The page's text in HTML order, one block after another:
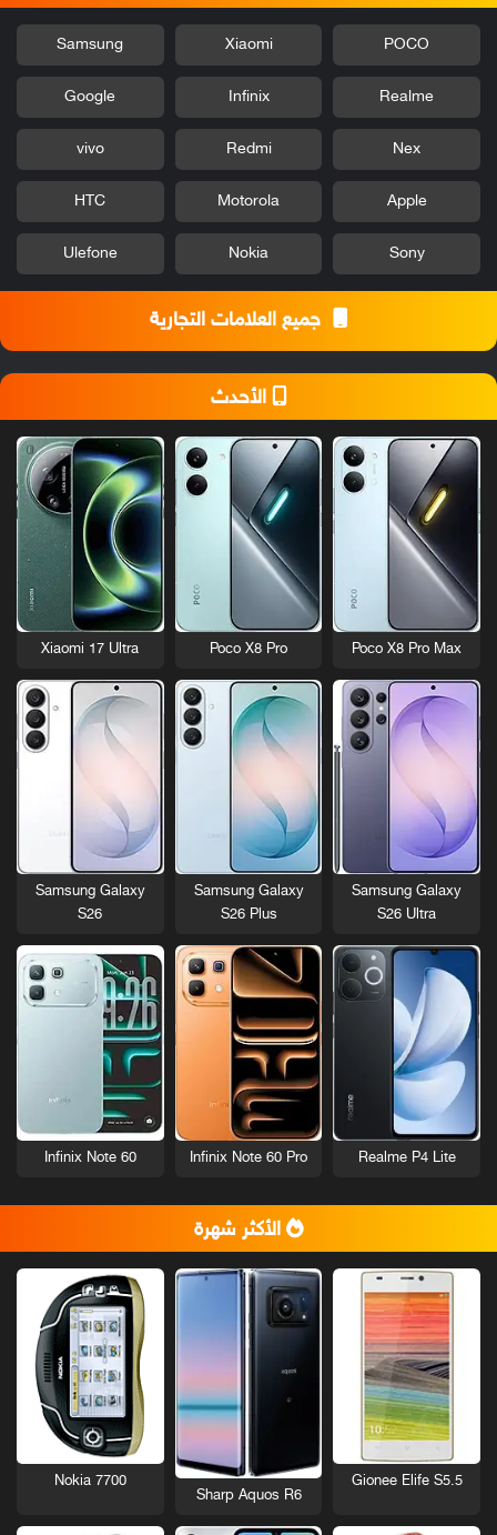
POCO
Xiaomi
Samsung
Realme
Infinix
Google
Nex
Redmi
vivo
Apple
Motorola
HTC
Sony
Nokia
Ulefone
جميع العلامات التجارية
الأحدث
Poco X8 Pro Max
Poco X8 Pro
Xiaomi 17 Ultra
Samsung Galaxy
S26 Ultra
Samsung Galaxy
S26 Plus
Samsung Galaxy
S26
Realme P4 Lite
Infinix Note 60 Pro
Infinix Note 60
الأكثر شهرة
Gionee Elife S5.5
Sharp Aquos R6
Nokia 7700